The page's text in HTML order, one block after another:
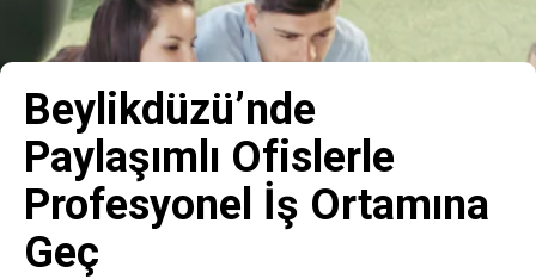
Beylikdüzü’nde
Paylaşımlı Ofislerle
Profesyonel İş Ortamına
Geç